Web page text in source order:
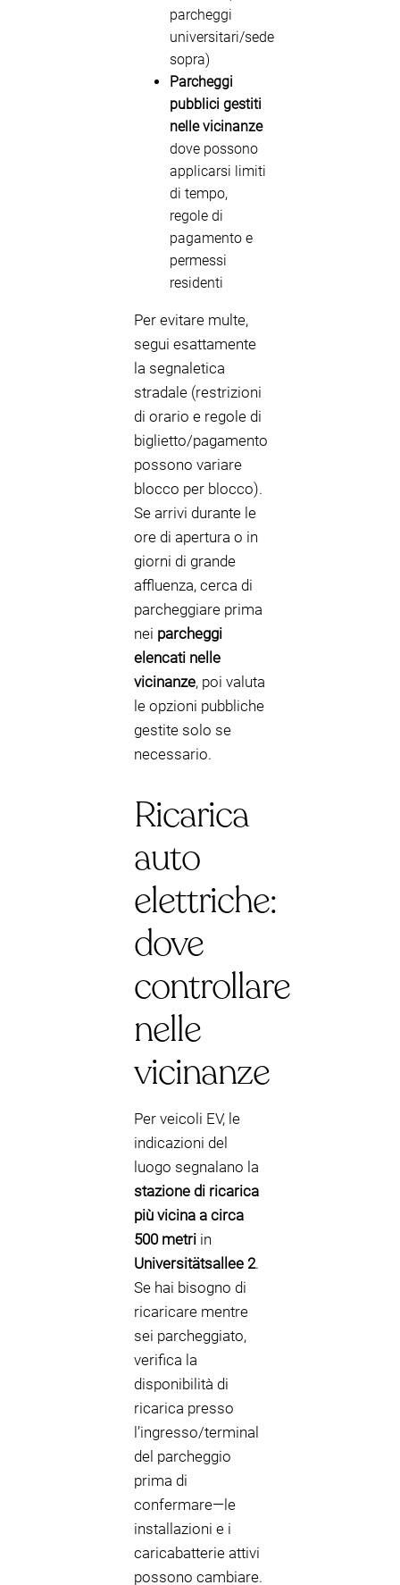
parcheggi
universitari/sede
sopra)
Parcheggi
pubblici gestiti
nelle vicinanze
dove possono
applicarsi limiti
di tempo,
regole di
pagamento e
permessi
residenti
Per evitare multe,
segui esattamente
la segnaletica
stradale (restrizioni
di orario e regole di
biglietto/pagamento
possono variare
blocco per blocco).
Se arrivi durante le
ore di apertura o in
giorni di grande
affluenza, cerca di
parcheggiare prima
nei parcheggi
elencati nelle
vicinanze, poi valuta
le opzioni pubbliche
gestite solo se
necessario.
Ricarica
auto
elettriche:
dove
controllare
nelle
vicinanze
Per veicoli EV, le
indicazioni del
luogo segnalano la
stazione di ricarica
più vicina a circa
500 metri in
Universitätsallee 2.
Se hai bisogno di
ricaricare mentre
sei parcheggiato,
verifica la
disponibilità di
ricarica presso
l’ingresso/terminal
del parcheggio
prima di
confermare—le
installazioni e i
caricabatterie attivi
possono cambiare.